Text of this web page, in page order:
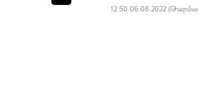
12:50 06.08.2022